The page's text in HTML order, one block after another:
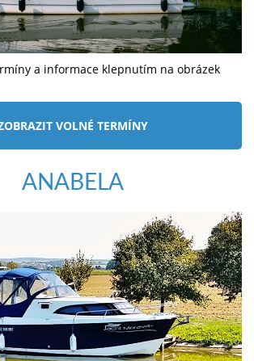
a informace klepnutím na obrázek
VOLNÉ TERMÍNY
ANABELA